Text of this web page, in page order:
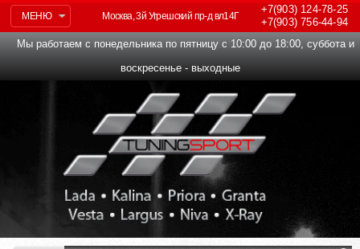
МЕНЮ
+7(903)124-78-25
+7(903)756-44-94
Москва, 3й Угрешский пр-д вл14Г
Мы работаем с понедельника по пятницу с 10:00 до 18:00, суббота и
воскресенье - выходные